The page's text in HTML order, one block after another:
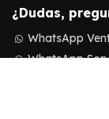
¿Dudas,
WhatsApp
WhatsApp